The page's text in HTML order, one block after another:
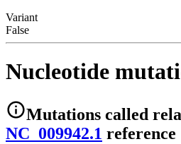
Variant
False
Nucleotide
Mutations called
NC_009942.1 reference